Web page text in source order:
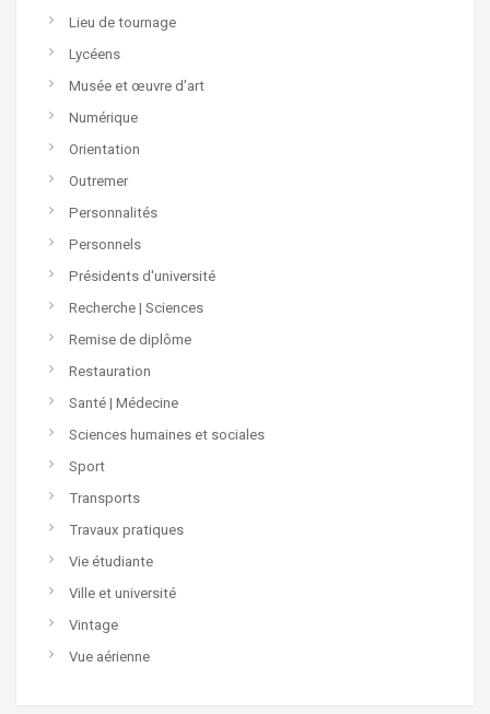
Lieu de tournage
Lycéens
Musée et œuvre d’art
Numérique
Orientation
Outremer
Personnalités
Personnels
Présidents d'université
Recherche | Sciences
Remise de diplôme
Restauration
Santé | Médecine
Sciences humaines et sociales
Sport
Transports
Travaux pratiques
Vie étudiante
Ville et université
Vintage
Vue aérienne